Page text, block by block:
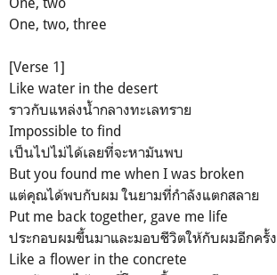
One, two, three
[Verse 1]
Like water in the desert
ราวกับแหล่งน้ำกลางทะเลทราย
Impossible to find
เป็นไปไม่ได้เลยที่จะหามันพบ
But you found me when I was broken
แต่คุณได้พบกับผม ในยามที่กำลังแตกสลาย
Put me back together, gave me life
ประกอบผมขึ้นมาและมอบชีวิตให้กับผมอีกครั้ง
Like a flower in the concrete